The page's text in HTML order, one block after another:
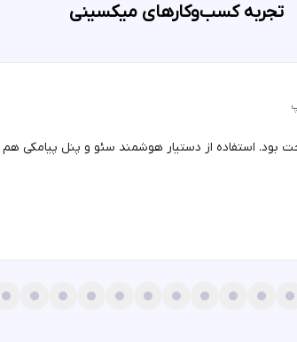
تجربه کسب‌وکارهای میکسینی
بود. استفاده از دستیار هوشمند سئو و پنل پیامکی